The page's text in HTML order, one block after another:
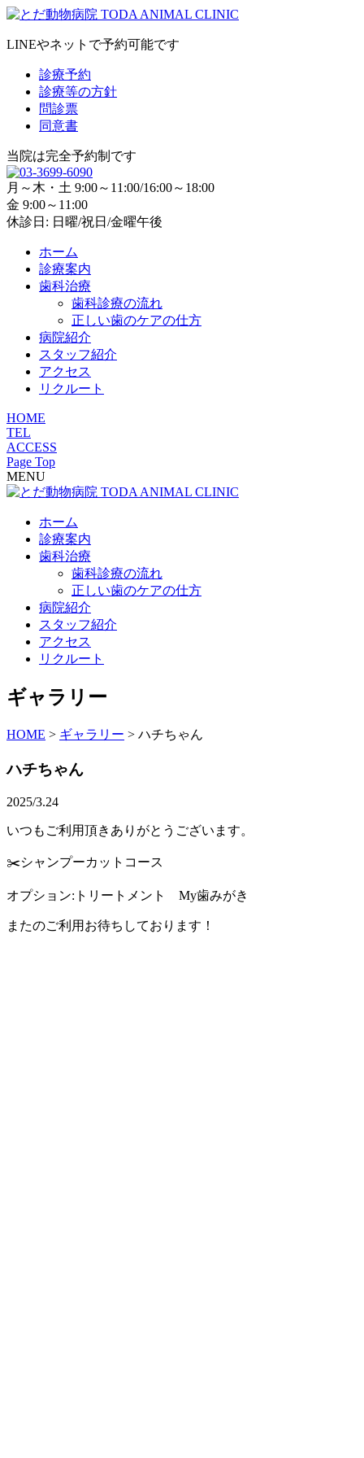
LINEやネットで予約可能です
診療予約
診療等の方針
問診票
同意書
当院は完全予約制です
月～木・土 9:00～11:00/16:00～18:00
金 9:00～11:00
休診日: 日曜/祝日/金曜午後
ホーム
診療案内
歯科治療
歯科診療の流れ
正しい歯のケアの仕方
病院紹介
スタッフ紹介
アクセス
リクルート
HOME
TEL
ACCESS
Page Top
MENU
ホーム
診療案内
歯科治療
歯科診療の流れ
正しい歯のケアの仕方
病院紹介
スタッフ紹介
アクセス
リクルート
ギャラリー
HOME > ギャラリー > ハチちゃん
ハチちゃん
2025/3.24
いつもご利用頂きありがとうございます。
✂️シャンプーカットコース
オプション:トリートメント My歯みがき
またのご利用お待ちしております！